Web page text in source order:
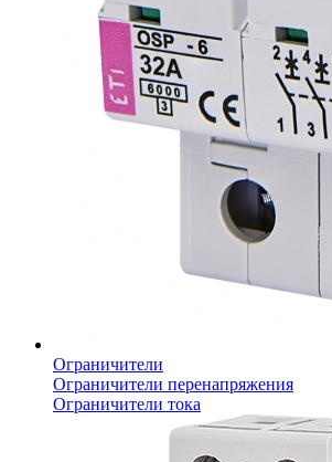
Ограничители
Ограничители перенапряжения
Ограничители тока